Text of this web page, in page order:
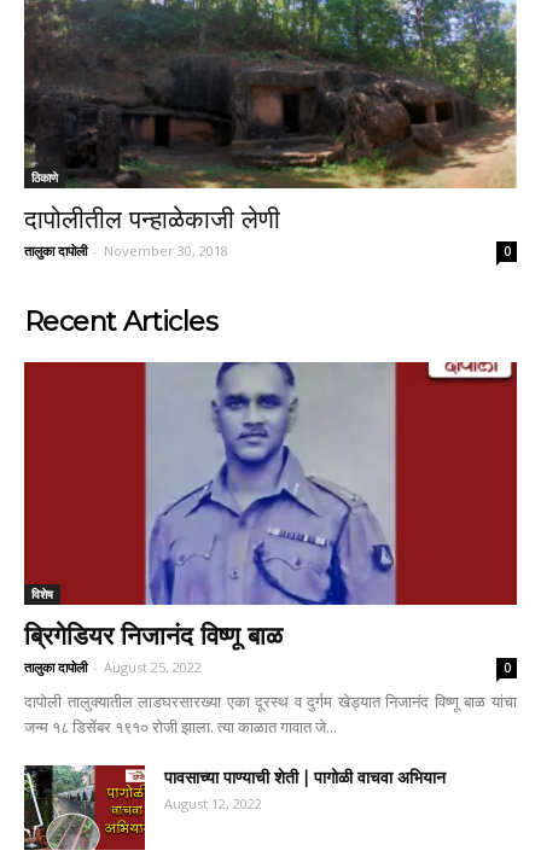
ठिकाणे
दापोलीतील पन्हाळेकाजी लेणी
तालुका दापोली - November 30, 2018 0
Recent Articles
विशेष
ब्रिगेडियर निजानंद विष्णू बाळ
तालुका दापोली - August 25, 2022 0
दापोली तालुक्यातील लाडघरसारख्या एका दूरस्थ व दुर्गम खेड्यात निजानंद विष्णू बाळ यांचा
जन्म १८ डिसेंबर १९१० रोजी झाला. त्या काळात गावात जे...
पावसाच्या पाण्याची शेती | पागोळी वाचवा अभियान
August 12, 2022